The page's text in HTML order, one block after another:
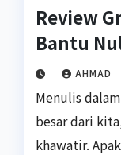
Review
Bantu
AHMAD
Menulis
besar dari
khawatir.